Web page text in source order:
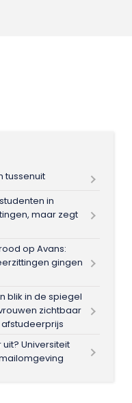
tussenuit
in
maar zegt
op Avans:
gingen
blik in de spiegel
zichtbaar
Universiteit